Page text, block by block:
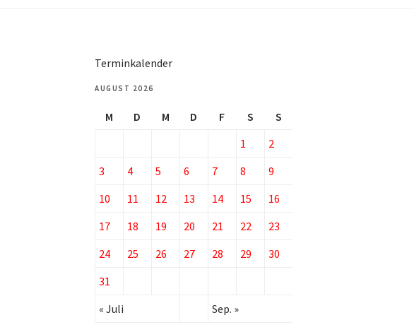
Terminkalender
AUGUST 2026
M D M D F S
S
1
2
3
4 5 6 7 8
9
10
11 12 13 14 15
16
17
18 19 20 21 22
23
24
25 26 27 28 29
30
31
« Juli
Sep. »